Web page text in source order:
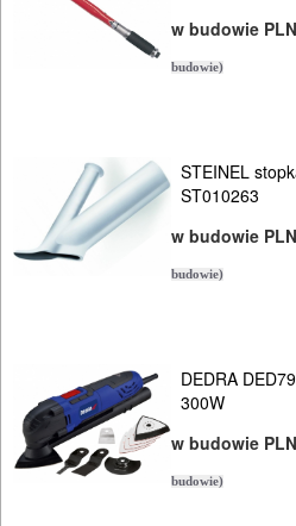
głośniki
budowlane
smarownice
sprężarki
budowlane
szlifierki
kątowe
w budowie
budowie)
STEINEL
ST010263
w budowie
budowie)
DEDRA
300W
w budowie
budowie)